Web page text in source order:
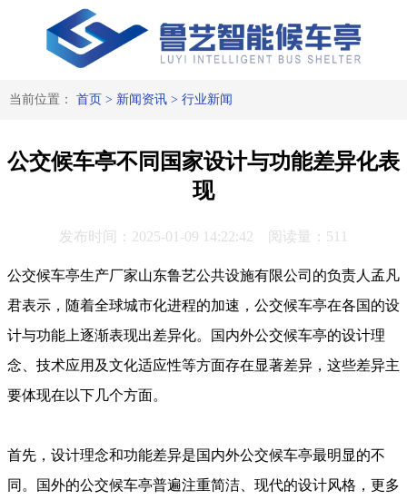
当前位置： 首页 > 新闻资讯> 行业新闻
公交候车亭不同国家设计与功能差异化表
现
发布时间：2025-01-09 14:22:42 阅读量：511
公交候车亭生产厂家山东鲁艺公共设施有限公司的负责人孟凡
君表示，随着全球城市化进程的加速，公交候车亭在各国的设
计与功能上逐渐表现出差异化。国内外公交候车亭的设计理
念、技术应用及文化适应性等方面存在显著差异，这些差异主
要体现在以下几个方面。
首先，设计理念和功能差异是国内外公交候车亭最明显的不
同。国外的公交候车亭普遍注重简洁、现代的设计风格，更多